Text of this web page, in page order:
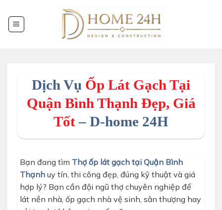
đến
nội
Dịch Vụ Ốp Lát Gạch Tại
Quận Bình Thạnh Đẹp, Giá
Tốt– D-home 24H
Bạn đang tìm Thợ ốp lát gạch tại Quận Bình
Thạnh uy tín, thi công đẹp, đúng kỹ thuật và giá
hợp lý? Bạn cần đội ngũ thợ chuyên nghiệp để
lát nền nhà, ốp gạch nhà vệ sinh, sân thượng hay